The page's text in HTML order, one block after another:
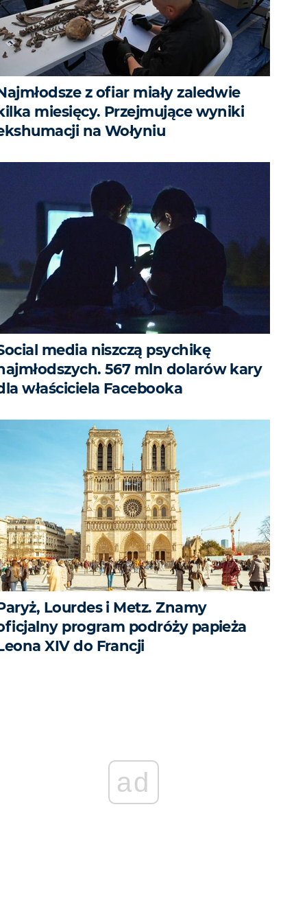
z ofiar miały zaledwie
miesięcy. Przejmujące wyniki
na Wołyniu
media niszczą psychikę
567 mln dolarów kary
właściciela Facebooka
Lourdes i Metz. Znamy
program podróży papieża
XIV do Francji
ad